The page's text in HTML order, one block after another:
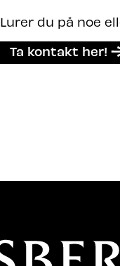
Lurer du på noe
Ta kontakt her!